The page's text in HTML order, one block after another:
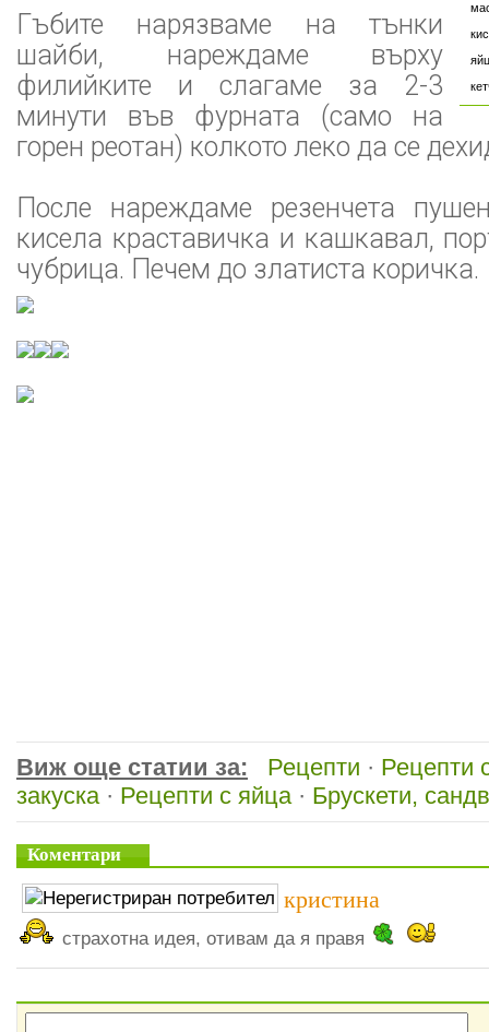
Гъбите нарязваме на тънки
шайби, нареждаме върху
филийките и слагаме за 2-3
минути във фурната (само на
горен реотан) колкото леко да се
После нареждаме резенчета
кисела краставичка и кашкавал,
чубрица. Печем до златиста коричка.
Виж още статии за: Рецепти · Рецепти
закуска· Рецепти с яйца· Брускети,
Коментари
кристина
страхотна идея, отивам да я правя